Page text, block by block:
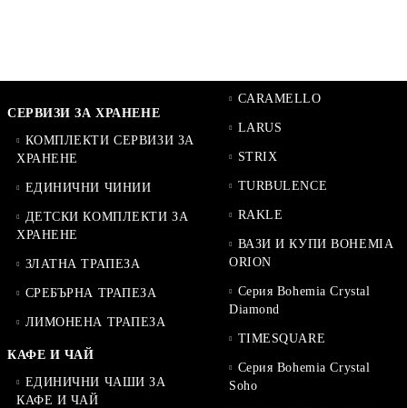
СЕРВИЗИ ЗА ХРАНЕНЕ
КОМПЛЕКТИ СЕРВИЗИ ЗА
ХРАНЕНЕ
ЕДИНИЧНИ ЧИНИИ
ДЕТСКИ КОМПЛЕКТИ ЗА
ХРАНЕНЕ
ЗЛАТНА ТРАПЕЗА
СРЕБЪРНА ТРАПЕЗА
ЛИМОНЕНА ТРАПЕЗА
КАФЕ И ЧАЙ
ЕДИНИЧНИ ЧАШИ ЗА
КАФЕ И ЧАЙ
CARAMELLO
LARUS
STRIX
TURBULENCE
RAKLE
ВАЗИ И КУПИ BOHEMIA
ORION
Серия Bohemia Crystal
Diamond
TIMESQUARE
Серия Bohemia Crystal
Soho